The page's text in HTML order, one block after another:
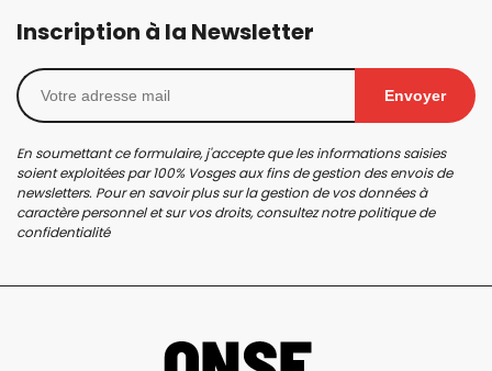
Inscription à la Newsletter
Envoyer
En soumettant ce formulaire, j'accepte que les informations saisies
soient exploitées par 100% Vosges aux fins de gestion des envois de
newsletters. Pour en savoir plus sur la gestion de vos données à
caractère personnel et sur vos droits, consultez notrepolitique de
confidentialité